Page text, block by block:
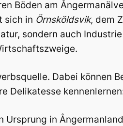
Böden am
sich in Örnsköldsvik, dem
sondern auch
Dabei können
Delikatesse
Ursprung in